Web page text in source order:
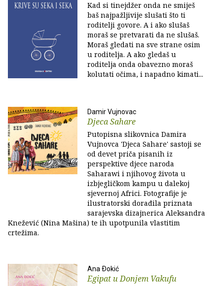
Kad si tinejdžer onda ne smiješ
baš najpažljivije slušati što ti
roditelji govore. A i ako slušaš
moraš se pretvarati da ne slušaš.
Moraš gledati na sve strane osim
u roditelja. A ako gledaš u
roditelja onda obavezno moraš
kolutati očima, i napadno kimati...
Damir Vujnovac
Djeca Sahare
Putopisna slikovnica Damira
Vujnovca 'Djeca Sahare' sastoji se
od devet priča pisanih iz
perspektive djece naroda
Saharawi i njihovog života u
izbjegličkom kampu u dalekoj
sjevernoj Africi. Fotografije je
ilustratorski dorađila priznata
sarajevska dizajnerica Aleksandra
Knežević (Nina Mašina) te ih upotpunila vlastitim
crtežima.
Ana Ðokić
Egipat u Donjem Vakufu